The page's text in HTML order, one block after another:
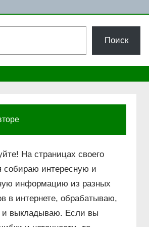
Поиск
На страницах своего
собираю интересную и
информацию из разных
в интернете, обрабатываю,
и выкладываю. Если вы